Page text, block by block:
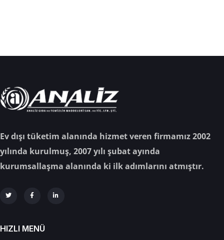
Ev dışı tüketim alanında hizmet veren firmamız 2002
yılında kurulmuş, 2007 yılı şubat ayında
kurumsallaşma alanında ki ilk adımlarını atmıştır.
HIZLI MENÜ